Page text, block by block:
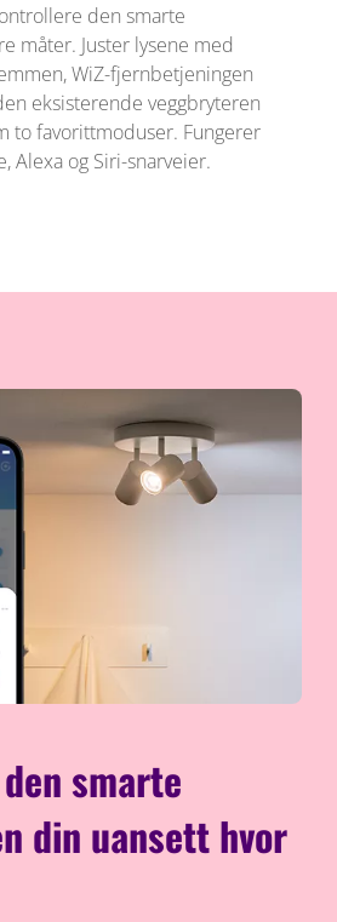
den smarte
måter. Juster lysene med
WiZ-fjernbetjeningen
eksisterende veggbryteren
to favorittmoduser. Fungerer
Alexa og Siri-snarveier.
smarte
din uansett hvor